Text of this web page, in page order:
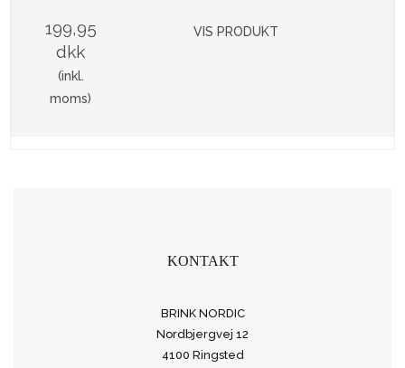
199,95
dkk
(inkl.
moms)
VIS PRODUKT
KONTAKT
BRINK NORDIC
Nordbjergvej 12
4100 Ringsted